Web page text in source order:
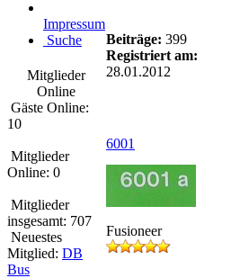
Impressum
Suche
Mitglieder
Online
Gäste Online:
10
Mitglieder
Online: 0
Mitglieder
insgesamt: 707
Neuestes
Mitglied: DB
Bus
Beiträge: 399
Registriert am:
28.01.2012
6001
Fusioneer